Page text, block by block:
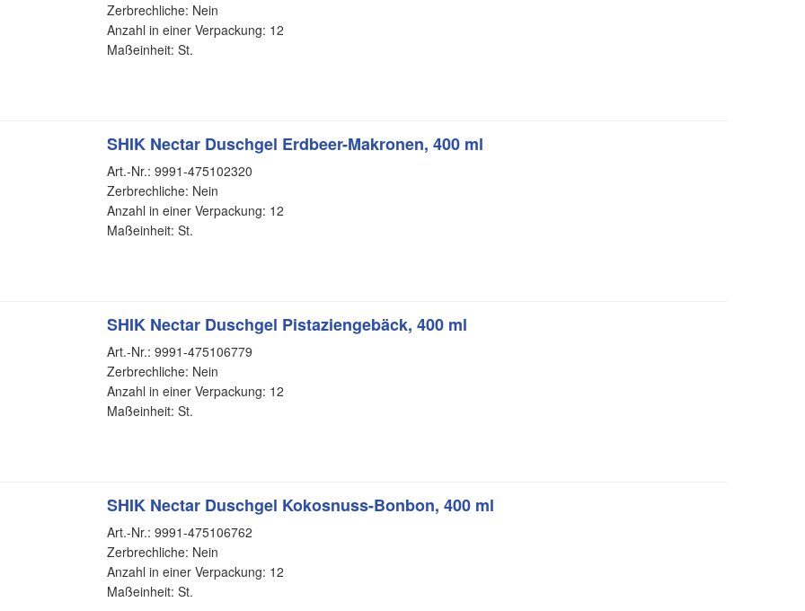
Zerbrechliche: Nein
Anzahl in einer Verpackung: 12
Maßeinheit: St.
SHIK Nectar Duschgel Erdbeer-Makronen, 400 ml
Art.-Nr.: 9991-475102320
Zerbrechliche: Nein
Anzahl in einer Verpackung: 12
Maßeinheit: St.
SHIK Nectar Duschgel Pistaziengebäck, 400 ml
Art.-Nr.: 9991-475106779
Zerbrechliche: Nein
Anzahl in einer Verpackung: 12
Maßeinheit: St.
SHIK Nectar Duschgel Kokosnuss-Bonbon, 400 ml
Art.-Nr.: 9991-475106762
Zerbrechliche: Nein
Anzahl in einer Verpackung: 12
Maßeinheit: St.